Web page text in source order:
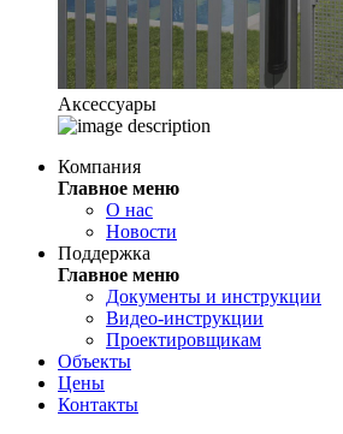
Аксессуары
Компания
Главное меню
О нас
Новости
Поддержка
Главное меню
Документы и инструкции
Видео-инструкции
Проектировщикам
Объекты
Цены
Контакты